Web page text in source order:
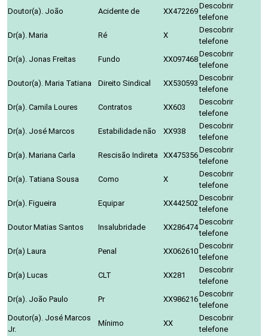
Doutor(a). João
Acidente de XX472269
Descobrir
telefone
Dr(a). Maria
Ré X
Descobrir
telefone
Dr(a). Jonas Freitas
Fundo XX097468
Descobrir
telefone
Doutor(a). Maria Tatiana
Direito Sindical XX530593
Descobrir
telefone
Dr(a). Camila Loures
Contratos XX603
Descobrir
telefone
Dr(a). José Marcos
Estabilidade não XX938
Descobrir
telefone
Dr(a). Mariana Carla
Rescisão Indireta XX475356
Descobrir
telefone
Dr(a). Tatiana Sousa
Como X
Descobrir
telefone
Dr(a). Figueira
Equipar XX442502
Descobrir
telefone
Doutor Matias Santos
Insalubridade XX286474
Descobrir
telefone
Dr(a) Laura
Penal XX062610
Descobrir
telefone
Dr(a) Lucas
CLT XX281
Descobrir
telefone
Dr(a). João Paulo
Pr XX986216
Descobrir
telefone
Doutor(a). José Marcos
Jr.
Mínimo XX
Descobrir
telefone